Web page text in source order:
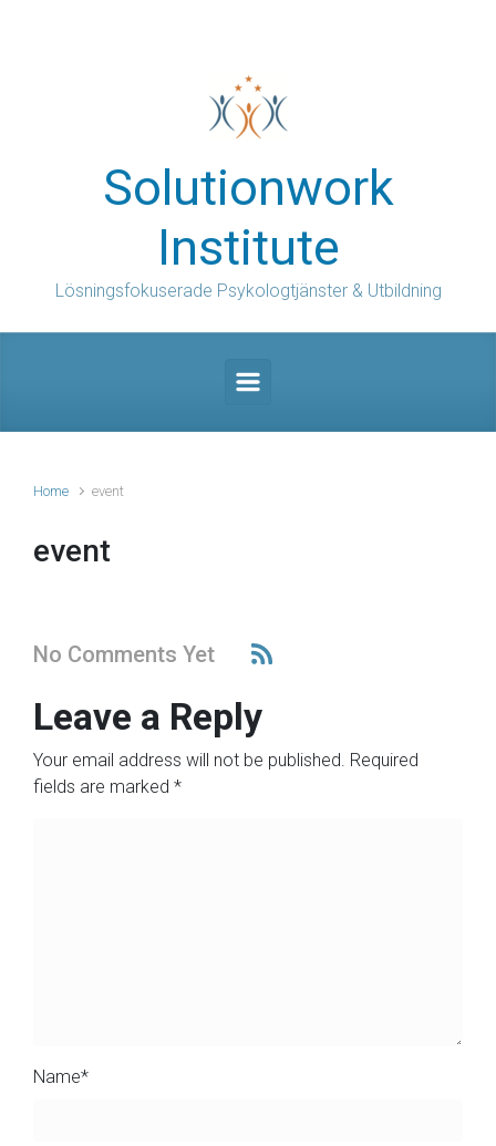
Solutionwork
Institute
Lösningsfokuserade Psykologtjänster & Utbildning
Home event
event
No Comments Yet
Leave a Reply
Your email address will not be published. Required
fields are marked *
Name*